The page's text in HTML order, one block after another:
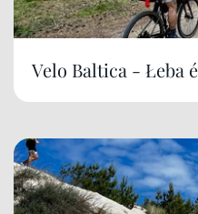
Velo Baltica - Łeba